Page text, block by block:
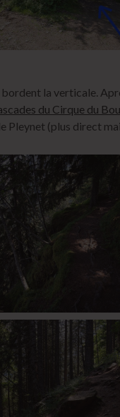
la verticale.
du Cirque du
Pleynet (plus direct